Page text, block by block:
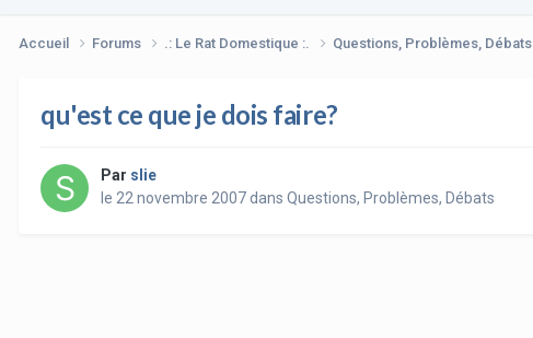
Accueil Forums .: Le Rat Domestique :. Questions, Problèmes, Débats
qu'est ce que je dois faire?
Par slie
le 22 novembre 2007dans Questions, Problèmes, Débats